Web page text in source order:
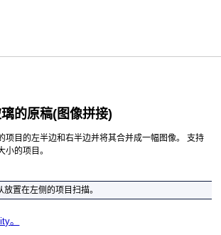
的原稿(图像拼接)
项目的左半边和右半边并将其合并成一幅图像。
支持
小的项目。
置在左侧的项目扫描。
。